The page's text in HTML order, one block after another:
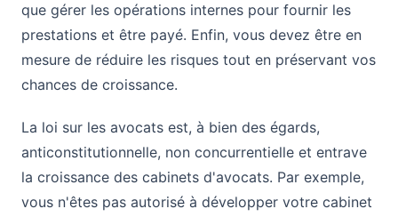
que gérer les opérations internes pour fournir les
prestations et être payé. Enfin, vous devez être en
mesure de réduire les risques tout en préservant vos
chances de croissance.
La loi sur les avocats est, à bien des égards,
anticonstitutionnelle, non concurrentielle et entrave
la croissance des cabinets d'avocats. Par exemple,
vous n'êtes pas autorisé à développer votre cabinet